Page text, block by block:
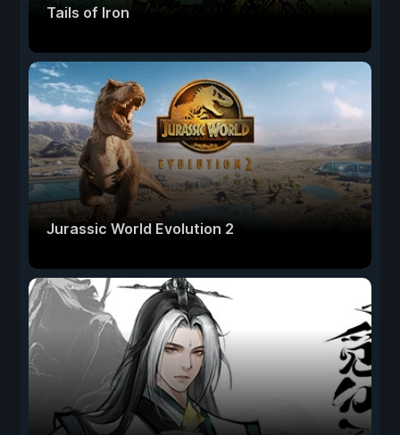
Tails of Iron
Jurassic World Evolution 2